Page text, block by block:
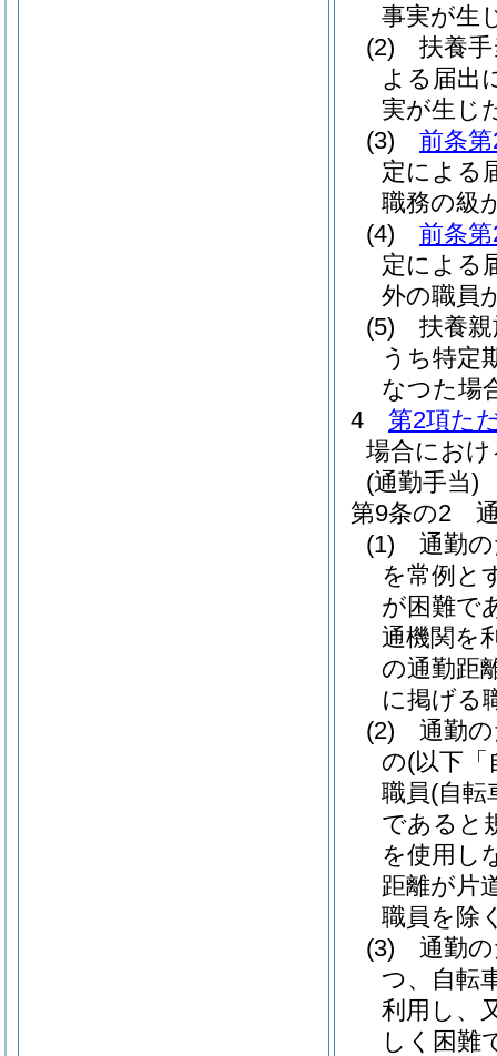
事実が生
(2)
扶養
よる届出
実が生じ
(3)
前条
定による
職務の級
(4)
前条
定による
外の職員
(5)
扶養
うち特定
なつた場
4
第2項た
場合にお
(通勤手当)
第9条の2
(1)
通勤
を常例と
が困難で
通機関を
の通勤距
に掲げる
(2)
通勤
の(以下「
職員(自転
であると
を使用し
距離が片
職員を除
(3)
通勤
つ、自転
利用し、
しく困難